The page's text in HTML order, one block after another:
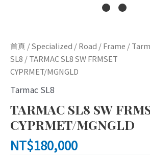
首頁 /Specialized /Road /Frame /
SL8 / TARMAC SL8 SW FRMSET
CYPRMET/MGNGLD
Tarmac SL8
TARMAC SL8 SW
CYPRMET/MGNGLD
NT$180,000
TARMAC
SL8
SW
CYPRMET/MGNGLD
數
量